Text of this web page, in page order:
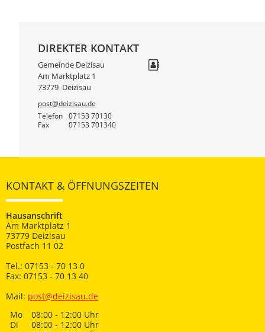
DIREKTER KONTAKT
Gemeinde Deizisau
Am Marktplatz 1
73779 Deizisau
post@deizisau.de
Telefon
07153 70130
Fax 07153 701340
KONTAKT & ÖFFNUNGSZEITEN
Hausanschrift
Am Marktplatz 1
73779 Deizisau
Postfach 11 02
Tel.: 07153 - 70 13 0
Fax: 07153 - 70 13 40
Mail: post@deizisau.de
Mo
08:00 - 12:00 Uhr
Di
08:00 - 12:00 Uhr